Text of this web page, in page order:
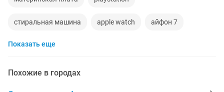
стиральная машина apple watch айфон 7
беспроводные наушники
Показать еще
Похожие в городах